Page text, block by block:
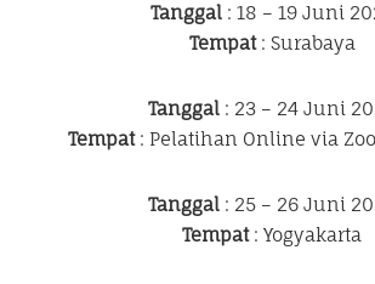
Tanggal: 18 – 19 Juni
Tempat: Surabaya
Tanggal : 23 – 24 Juni
Tempat: Pelatihan Online via
Tanggal : 25 – 26 Juni
Tempat: Yogyakarta